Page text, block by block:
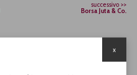
successivo
Borsa Juta & Co.
x